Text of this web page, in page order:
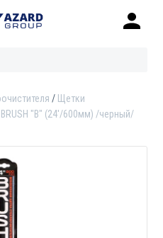
Щетки
BRUSH "B" (24'/600мм) /черный/